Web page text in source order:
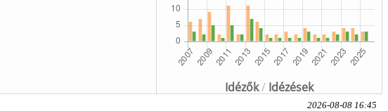
Idézők/ Idézések
2026-08-08 16:45